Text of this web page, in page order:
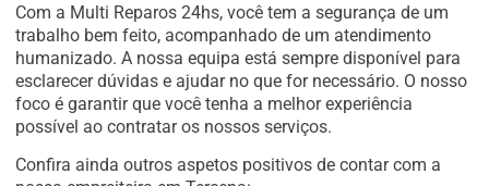
Com a Multi Reparos 24hs, você tem a segurança de um
trabalho bem feito, acompanhado de um atendimento
humanizado. A nossa equipa está sempre disponível para
esclarecer dúvidas e ajudar no que for necessário. O nosso
foco é garantir que você tenha a melhor experiência
possível ao contratar os nossos serviços.
Confira ainda outros aspetos positivos de contar com a